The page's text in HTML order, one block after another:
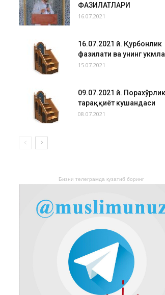
ФАЗИЛАТЛАРИ
16.07.2021
16.07.2021 й. Қурбонлик
фазилати ва унинг
15.07.2021
09.07.2021 й.
тараққиёт кушандаси
08.07.2021
Бизни телеграмда кузатиб боринг